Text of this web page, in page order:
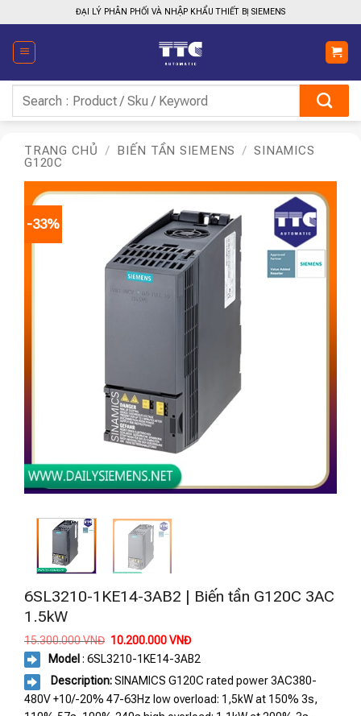
qua
nội
dung
ĐẠI LÝ PHÂN PHỐI VÀ NHẬP KHẨU THIẾT BỊ SIEMENS
kiếm:
TRANG CHỦ / BIẾN TẦN SIEMENS / SINAMICS
G120C
-33%
6SL3210-1KE14-3AB2 | Biến tần G120C 3AC
1.5kW
15.300.000VNĐ Giá
là:
15.300.000 VNĐ.
10.200.000VNĐGiá
tại
là:
10.200.000 VNĐ.
Model : 6SL3210-1KE14-3AB2
Description:SINAMICS G120C rated power 3AC380-
480V +10/-20% 47-63Hz low overload: 1,5kW at 150% 3s,